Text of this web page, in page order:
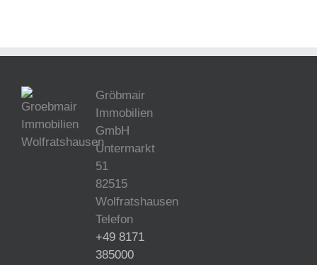
Gröbmair
Immobilien
GmbH
Untermarkt
51
82515
Wolfratshausen
Telefon
+49 8171
385000